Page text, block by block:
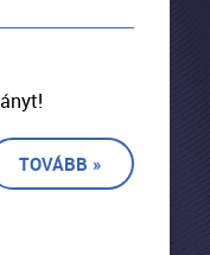
TOVÁBB »